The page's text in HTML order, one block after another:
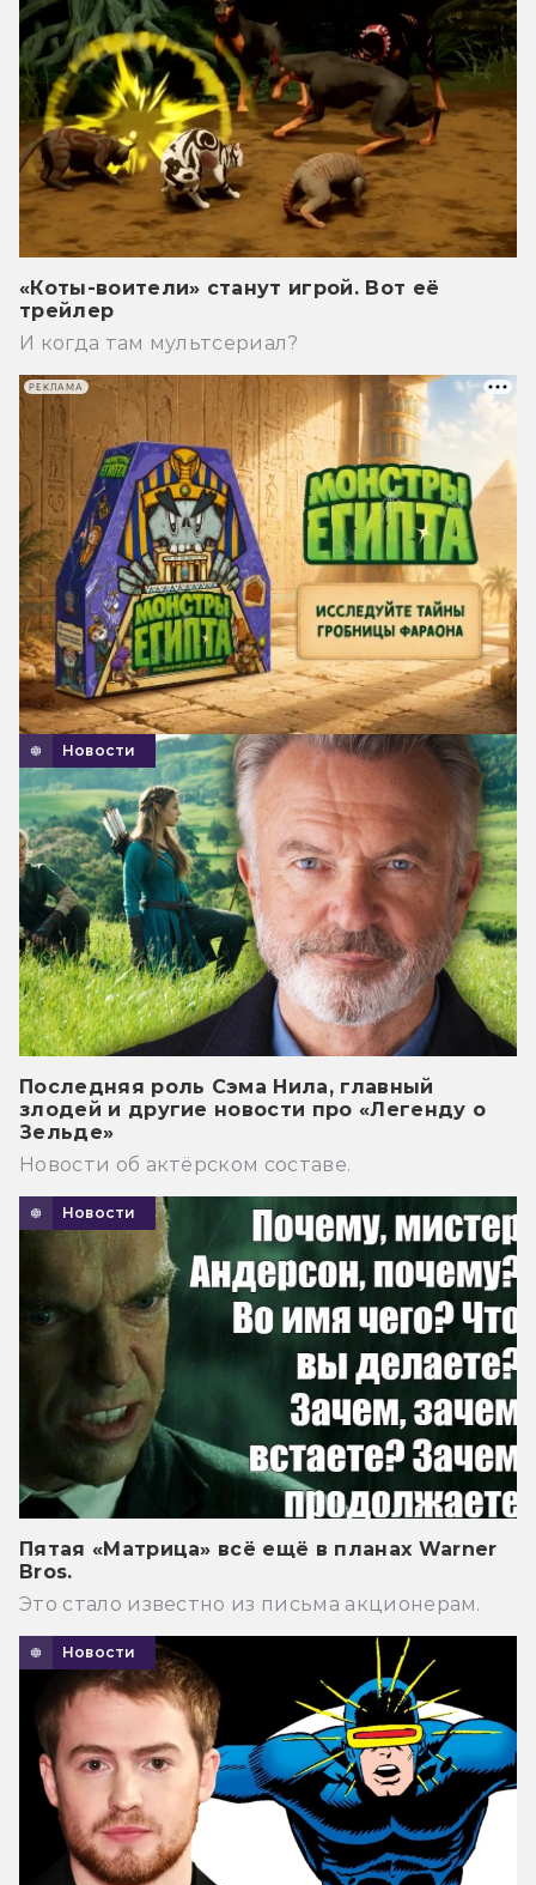
«Коты-воители» станут игрой. Вот её
трейлер
И когда там мультсериал?
Новости
Последняя роль Сэма Нила, главный
злодей и другие новости про «Легенду о
Зельде»
Новости об актёрском составе.
Новости
Пятая «Матрица» всё ещё в планах Warner
Bros.
Это стало известно из письма акционерам.
Новости
РЕКЛАМА